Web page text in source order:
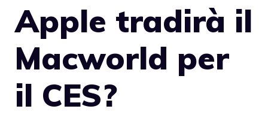
Apple tradirà il
Macworld per
il CES?